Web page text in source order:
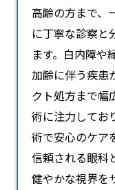
高齢の方まで、
に丁寧な診察と
ます。白内障や
加齢に伴う疾患
クト処方まで幅
術に注力してお
術で安心のケア
信頼される眼科
健やかな視界を